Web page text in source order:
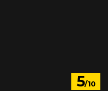
5/10